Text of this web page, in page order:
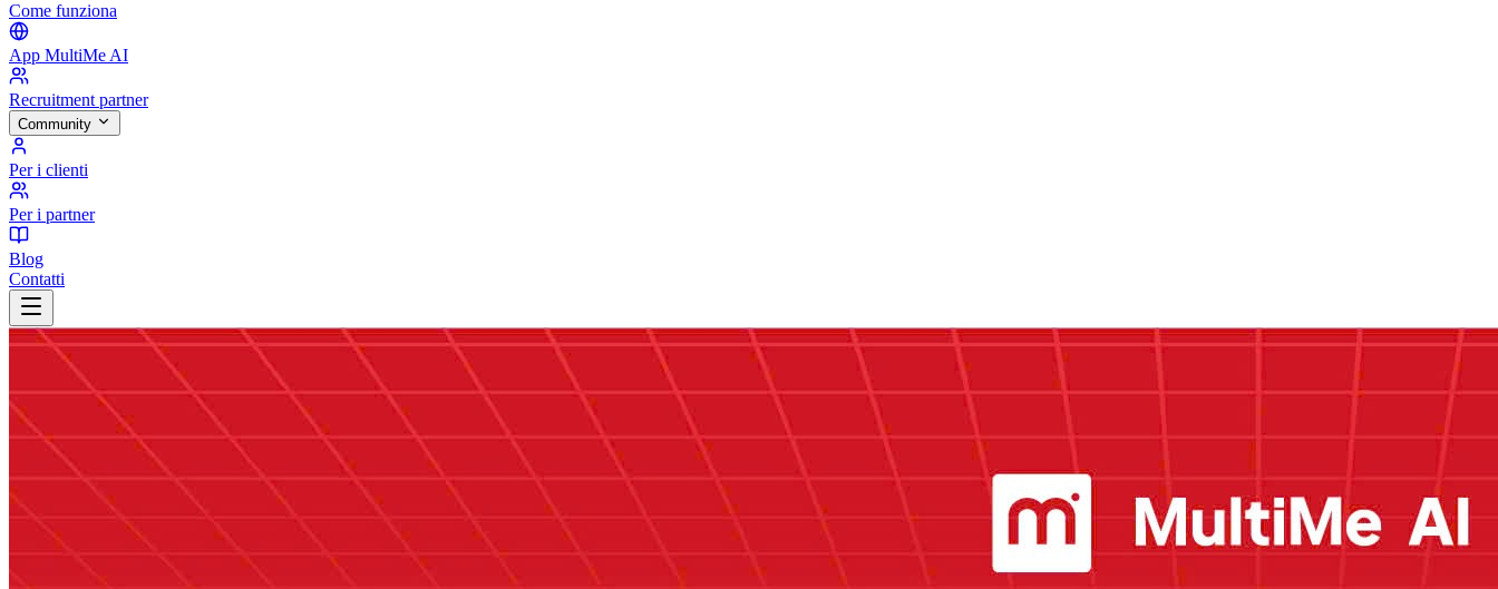
Come funziona
App MultiMe AI
Recruitment partner
Community
Per i clienti
Per i partner
Blog
Contatti